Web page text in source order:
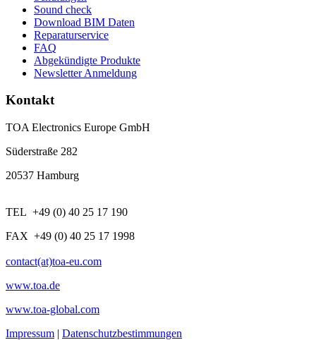
Sound check
Download BIM Daten
Reparaturservice
FAQ
Abgekündigte Produkte
Newsletter Anmeldung
Kontakt
TOA Electronics Europe GmbH
Süderstraße 282
20537 Hamburg
TEL +49 (0) 40 25 17 190
FAX +49 (0) 40 25 17 1998
contact(at)toa-eu.com
www.toa.de
www.toa-global.com
Impressum | Datenschutzbestimmungen